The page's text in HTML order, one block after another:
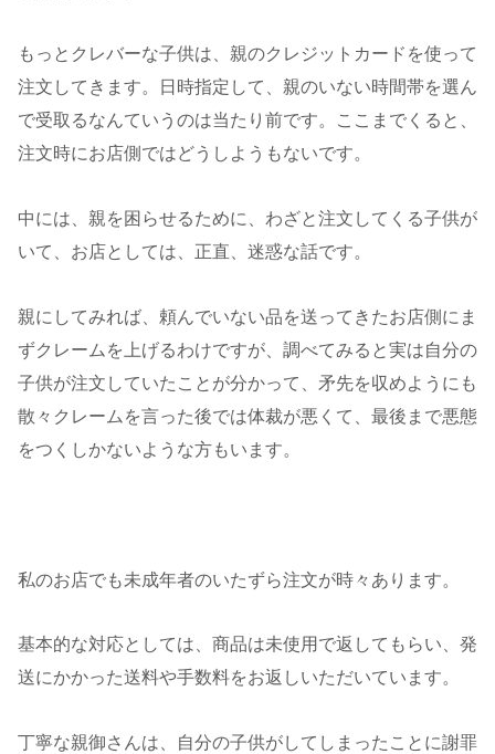
もっとクレバーな子供は、親のクレジットカードを使って
注文してきます。日時指定して、親のいない時間帯を選ん
で受取るなんていうのは当たり前です。ここまでくると、
注文時にお店側ではどうしようもないです。
中には、親を困らせるために、わざと注文してくる子供が
いて、お店としては、正直、迷惑な話です。
親にしてみれば、頼んでいない品を送ってきたお店側にま
ずクレームを上げるわけですが、調べてみると実は自分の
子供が注文していたことが分かって、矛先を収めようにも
散々クレームを言った後では体裁が悪くて、最後まで悪態
をつくしかないような方もいます。
私のお店でも未成年者のいたずら注文が時々あります。
基本的な対応としては、商品は未使用で返してもらい、発
送にかかった送料や手数料をお返しいただいています。
丁寧な親御さんは、自分の子供がしてしまったことに謝罪